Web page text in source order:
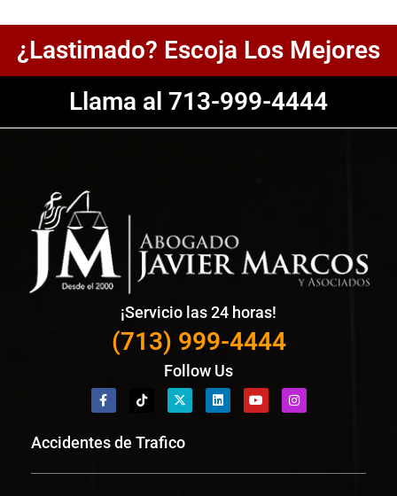
¿Lastimado? Escoja Los Mejores
Llama al 713-999-4444
¡Servicio las 24 horas!
(713) 999-4444
Follow Us
Accidentes de Trafico